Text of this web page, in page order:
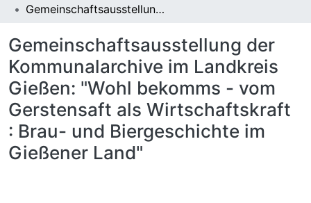
Gemeinschaftsausstellung der Kommunalarchive im Landkreis Gießen: "Wohl bekomms - vom Gerstensaft als Wirtschaftskraft : Brau- und Biergeschichte im Gießener Land"
Gemeinschaftsausstellung der
Kommunalarchive im Landkreis
Gießen: "Wohl bekomms - vom
Gerstensaft als Wirtschaftskraft
: Brau- und Biergeschichte im
Gießener Land"